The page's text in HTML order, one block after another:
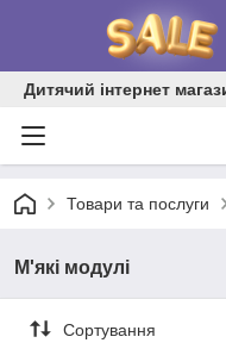
Дитячий інтернет
Товари та послуги
М'які модулі
Сортування